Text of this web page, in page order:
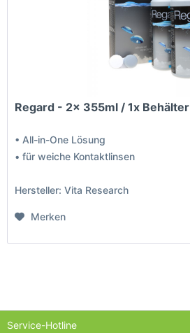
Regard - 2x 355ml / 1x Behälter
• All-in-One Lösung
• für weiche Kontaktlinsen
Hersteller: Vita Research
Merken
Service-Hotline